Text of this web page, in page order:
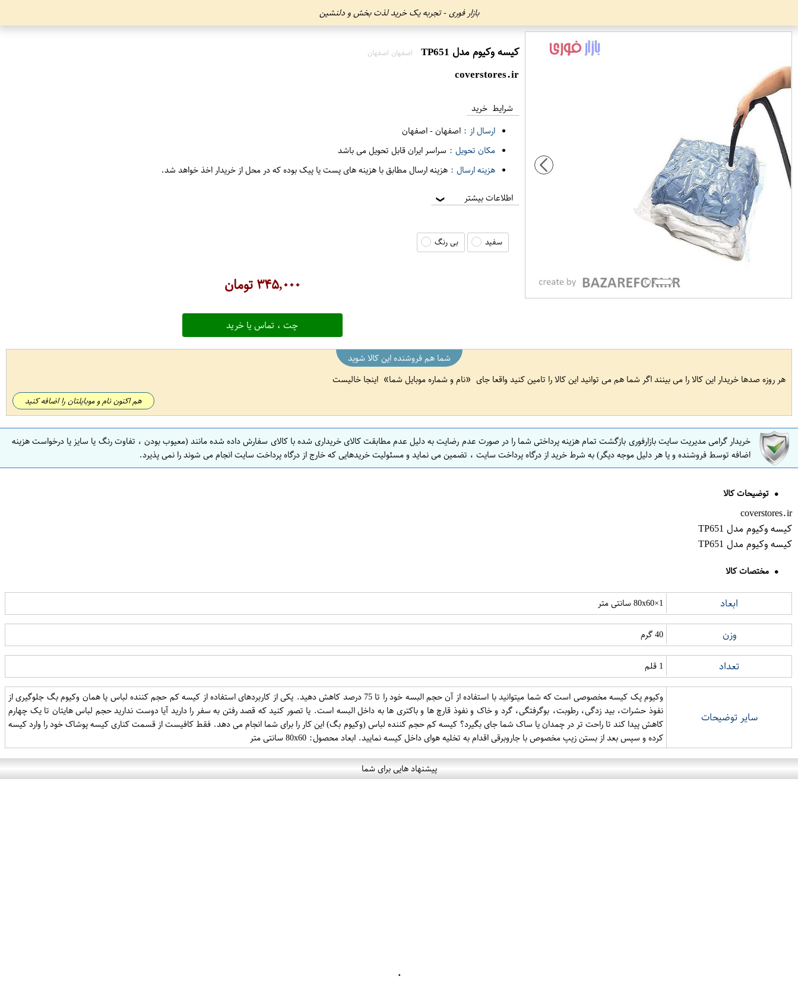
بازار فوری - تجربه یک خرید لذت بخش و دلنشین
کیسه وکیوم مدل TP651 اصفهان اصفهان
coverstores.ir
شرایط خرید
ارسال از : اصفهان-اصفهان
مکان تحویل : سراسر ایران قابل تحویل می باشد
هزینه ارسال : هزینه ارسال مطابق با هزینه های پست یا پیک بوده که در محل از خریدار اخذ خواهد شد.
اطلاعات بیشتر ❯
سفید بی رنگ
۳۴۵,۰۰۰تومان
چت ، تماس یا خرید
شما هم فروشنده این کالا شوید
هر روزه صدها خریدار این کالا را می بینند اگر شما هم می توانید این کالا را تامین کنید واقعا جای
نام و شماره موبایل شما اینجا خالیست
هم اکنون نام و موبایلتان را اضافه کنید
خریدار گرامی مدیریت سایت بازارفوری بازگشت تمام هزینه پرداختی شما را در صورت عدم رضایت به دلیل عدم مطابقت کالای خریداری شده با کالای سفارش داده شده مانند (معیوب بودن ، تفاوت رنگ یا سایز یا درخواست هزینه
اضافه توسط فروشنده و یا هر دلیل موجه دیگر) به شرط خرید از درگاه پرداخت سایت ، تضمین می نماید و مسئولیت خریدهایی که خارج از درگاه پرداخت سایت انجام می شوند را نمی پذیرد.
توضیحات کالا
coverstores.ir
کیسه وکیوم مدل TP651
کیسه وکیوم مدل TP651
مختصات کالا
ابعاد 80x60×1 سانتی متر
وزن 40 گرم
تعداد 1 قلم
سایر توضیحات
وکیوم پک کیسه مخصوصی است که شما میتوانید با استفاده از آن حجم البسه خود را تا 75 درصد کاهش دهید. یکی از کاربردهای استفاده از کیسه کم حجم کننده لباس یا همان وکیوم بگ جلوگیری از
نفوذ حشرات، بید زدگی، رطوبت، بوگرفتگی، گرد و خاک و نفوذ قارچ ها و باکتری ها به داخل البسه است. یا تصور کنید که قصد رفتن به سفر را دارید آیا دوست ندارید حجم لباس هایتان تا یک چهارم
کاهش پیدا کند تا راحت تر در چمدان یا ساک شما جای بگیرد؟ کیسه کم حجم کننده لباس (وکیوم بگ) این کار را برای شما انجام می دهد. فقط کافیست از قسمت کناری کیسه پوشاک خود را وارد کیسه
کرده و سپس بعد از بستن زیپ مخصوص با جاروبرقی اقدام به تخلیه هوای داخل کیسه نمایید. ابعاد محصول: 80x60 سانتی متر
پیشنهاد هایی برای شما
۰